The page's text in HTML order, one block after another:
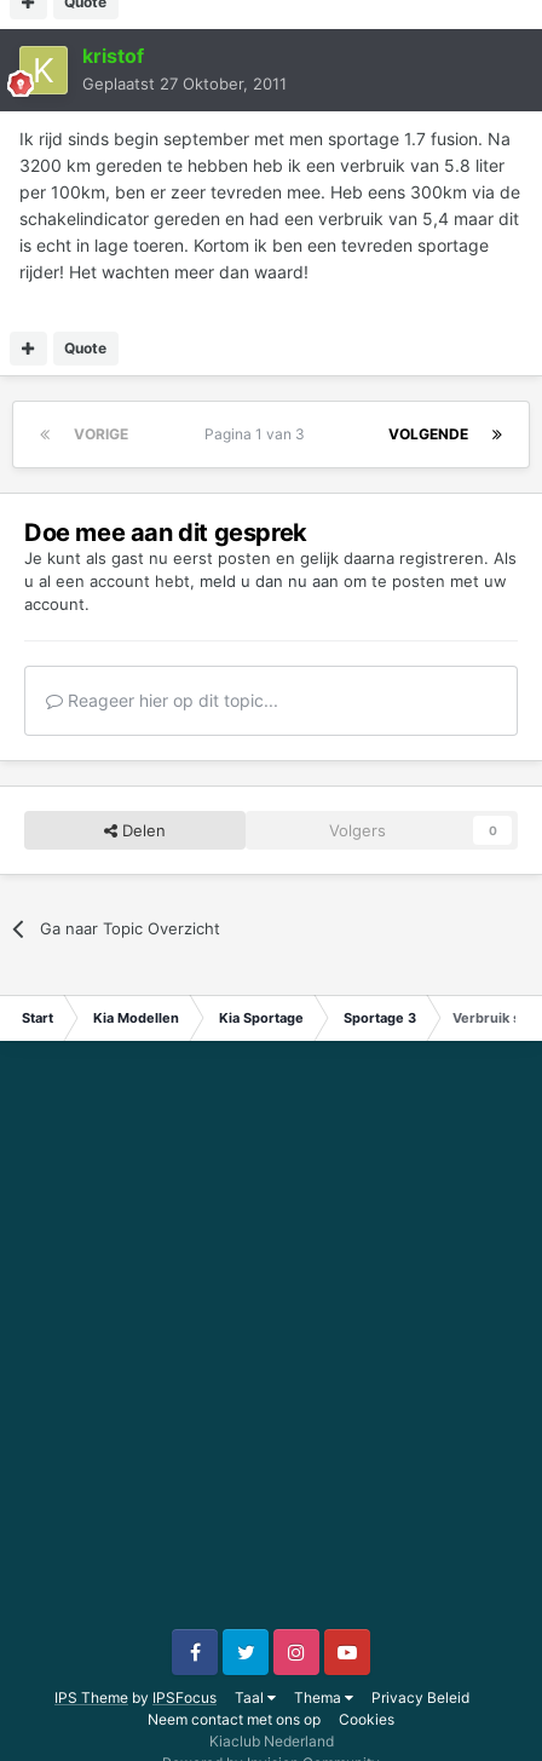
kristof
Geplaatst 27 Oktober, 2011
Ik rijd sinds begin september met men sportage 1.7 fusion. Na
3200 km gereden te hebben heb ik een verbruik van 5.8 liter
per 100km, ben er zeer tevreden mee. Heb eens 300km via de
schakelindicator gereden en had een verbruik van 5,4 maar dit
is echt in lage toeren. Kortom ik ben een tevreden sportage
rijder! Het wachten meer dan waard!
Quote
VORIGE VOLGENDE
Pagina 1 van 3
Doe mee aan dit gesprek
Je kunt als gast nu eerst posten en gelijk daarna registreren. Als
u al een account hebt, meld u dan nu aan om te posten met uw
account.
Reageer hier op dit topic...
Delen Volgers 0
Ga naar Topic Overzicht
Start Kia Modellen Kia Sportage Sportage 3 Verbruik sp3
IPS Theme by IPSFocus Taal Thema
Privacy Beleid
Neem contact met ons op
Cookies
Kiaclub Nederland